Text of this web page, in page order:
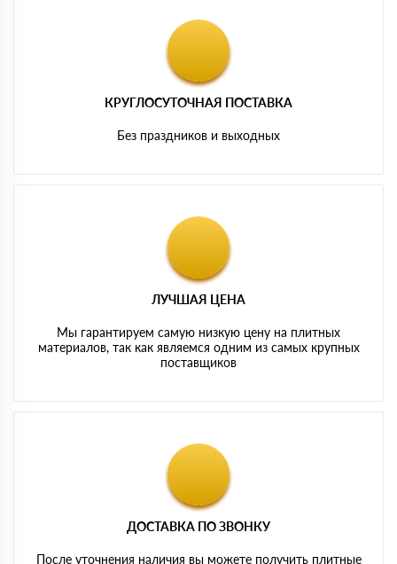
КРУГЛОСУТОЧНАЯ ПОСТАВКА
Без праздников и выходных
ЛУЧШАЯ ЦЕНА
Мы гарантируем самую низкую цену на плитных
материалов, так как являемся одним из самых крупных
поставщиков
ДОСТАВКА ПО ЗВОНКУ
После уточнения наличия вы можете получить плитные